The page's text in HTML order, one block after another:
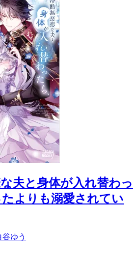
夫と身体が入れ替わっ
よりも溺愛されてい
谷ゆう